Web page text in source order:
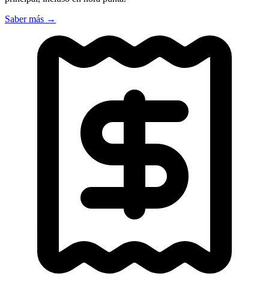
Saber más →